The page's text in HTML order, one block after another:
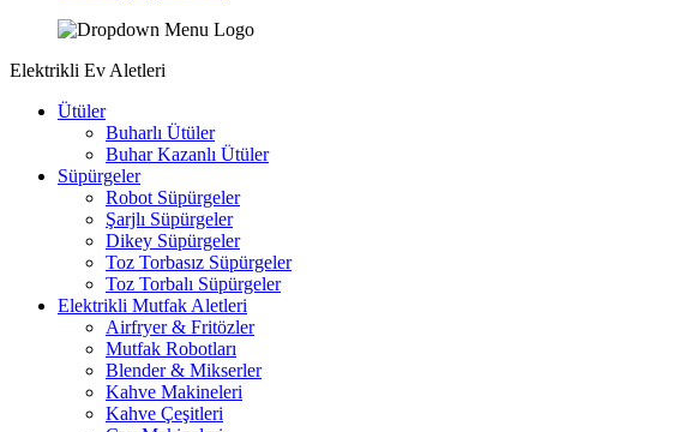
Elektrikli Ev Aletleri
Ütüler
Buharlı Ütüler
Buhar Kazanlı Ütüler
Süpürgeler
Robot Süpürgeler
Şarjlı Süpürgeler
Dikey Süpürgeler
Toz Torbasız Süpürgeler
Toz Torbalı Süpürgeler
Elektrikli Mutfak Aletleri
Airfryer & Fritözler
Mutfak Robotları
Blender & Mikserler
Kahve Makineleri
Kahve Çeşitleri